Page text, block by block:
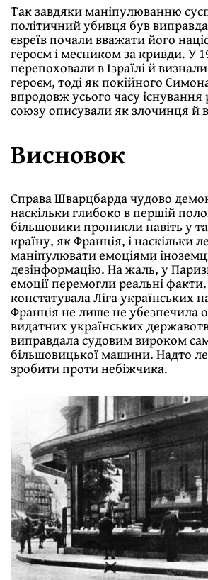
Так завдяки маніпулюванню
політичний убивця був
євреїв почали вважати його
героєм і месником за кривди. У
перепоховали в Ізраїлі й
героєм, тоді як покійного
впродовж усього часу існування
союзу описували як злочинця й
Висновок
Справа Шварцбарда чудово
наскільки глибоко в першій
більшовики проникли навіть у
країну, як Франція, і наскільки
маніпулювати емоціями
дезінформацію. На жаль, у
емоції перемогли реальні
констатувала Ліга українських
Франція не лише не убезпечила
видатних українських
виправдала судовим вироком
більшовицької машини. Надто
зробити проти небіжчика.